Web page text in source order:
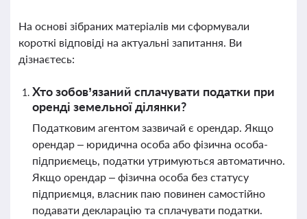
На основі зібраних матеріалів ми сформували
короткі відповіді на актуальні запитання. Ви
дізнаєтесь:
Хто зобов’язаний сплачувати податки при
оренді земельної ділянки?
Податковим агентом зазвичай є орендар. Якщо
орендар – юридична особа або фізична особа-
підприємець, податки утримуються автоматично.
Якщо орендар – фізична особа без статусу
підприємця, власник паю повинен самостійно
подавати декларацію та сплачувати податки.